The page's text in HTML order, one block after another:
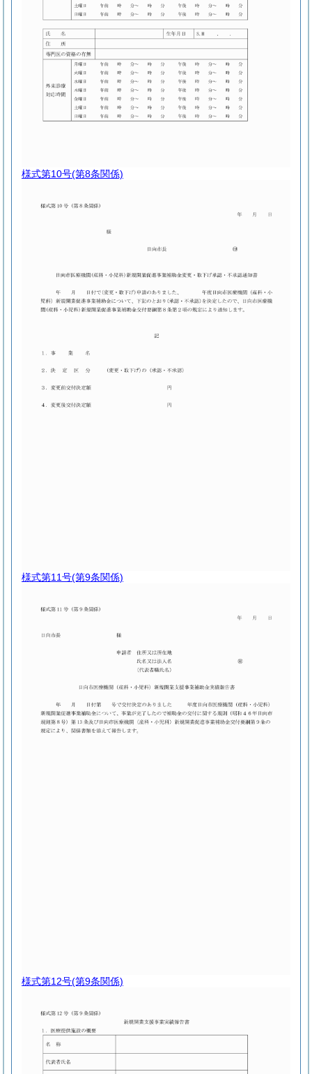
様式第10号(第8条関係)
様式第11号(第9条関係)
様式第12号(第9条関係)